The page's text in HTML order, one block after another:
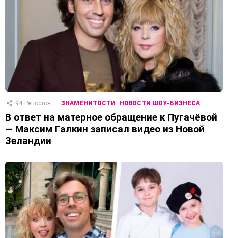
94 Репостов ЗНАМЕНИТОСТИ НОВОСТИ ШОУ-БИЗНЕСА
В ответ на матерное обращение к Пугачёвой
— Максим Галкин записал видео из Новой
Зеландии